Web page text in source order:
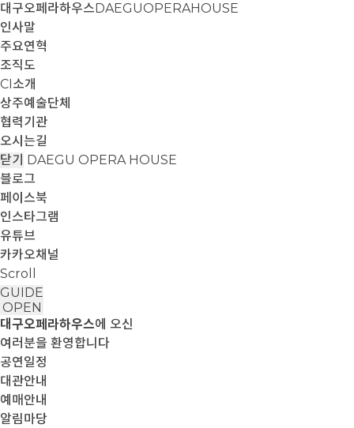
대구오페라하우스DAEGUOPERAHOUSE
인사말
주요연혁
조직도
CI소개
상주예술단체
협력기관
오시는길
닫기 DAEGU OPERA HOUSE
블로그
페이스북
인스타그램
유튜브
카카오채널
Scroll
GUIDE
OPEN
대구오페라하우스에 오신
여러분을 환영합니다
공연일정
대관안내
예매안내
알림마당